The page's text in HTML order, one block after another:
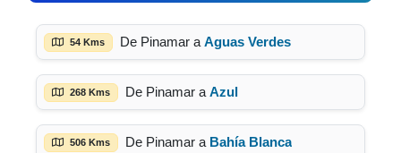
54 Kms De Pinamar a Aguas Verdes
268 Kms De Pinamar a Azul
506 Kms De Pinamar a Bahía Blanca